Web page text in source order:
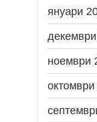
януари
ноември